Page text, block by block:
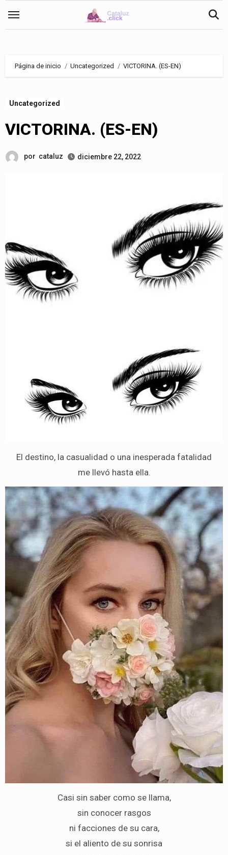
Página de inicio Uncategorized VICTORINA. (ES-EN)
Uncategorized
VICTORINA. (ES-EN)
por cataluz diciembre 22, 2022
El destino, la casualidad o una inesperada fatalidad
me llevó hasta ella.
Casi sin saber como se llama,
sin conocer rasgos
ni facciones de su cara,
si el aliento de su sonrisa